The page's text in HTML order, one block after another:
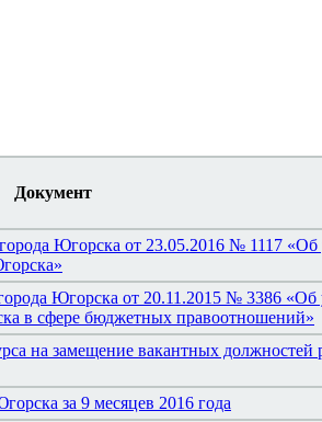
Документ
Югорска от 23.05.2016 № 1117
Югорска от 20.11.2015 № 3386 «Об
в сфере бюджетных правоотношений»
на замещение вакантных должностей
за 9 месяцев 2016 года